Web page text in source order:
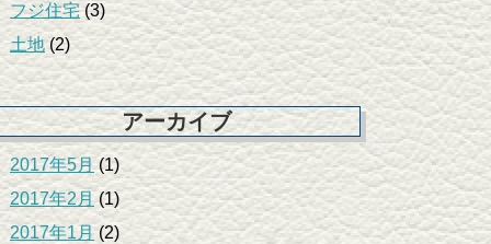
フジ住宅 (3)
土地(2)
アーカイブ
2017年5月 (1)
2017年2月 (1)
2017年1月 (2)